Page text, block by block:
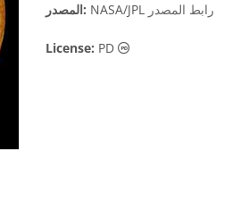
المصدر: NASA/JPL رابط المصدر
License: PD العامة أيقونات